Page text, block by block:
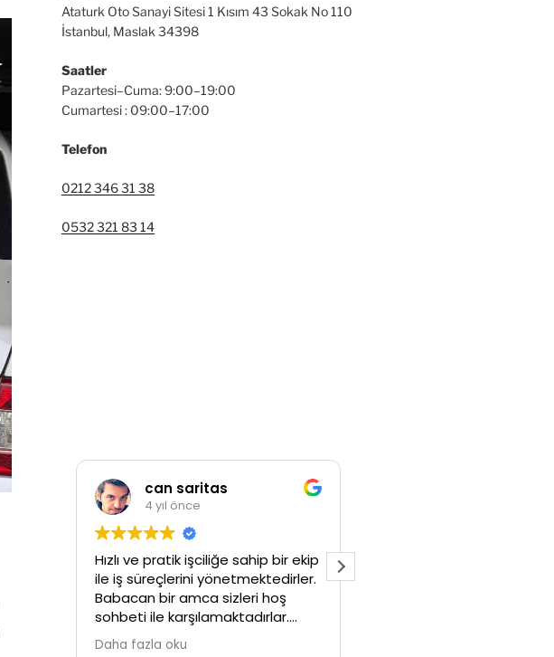
Ataturk Oto Sanayi Sitesi 1 Kısım 43 Sokak No 110
İstanbul, Maslak 34398
Saatler
Pazartesi–Cuma: 9:00–19:00
Cumartesi : 09:00–17:00
Telefon
0212 346 31 38
0532 321 83 14
can saritas
4 yıl önce
Hızlı ve pratik işciliğe sahip bir ekip
ile iş süreçlerini yönetmektedirler.
Babacan bir amca sizleri hoş
sohbeti ile karşılamaktadırlar.
Temiz işcilikleri için teşekkürler.
Daha fazla oku
İyi günler astra j 1.3 dısel
fitresi var mı ve fıyatı